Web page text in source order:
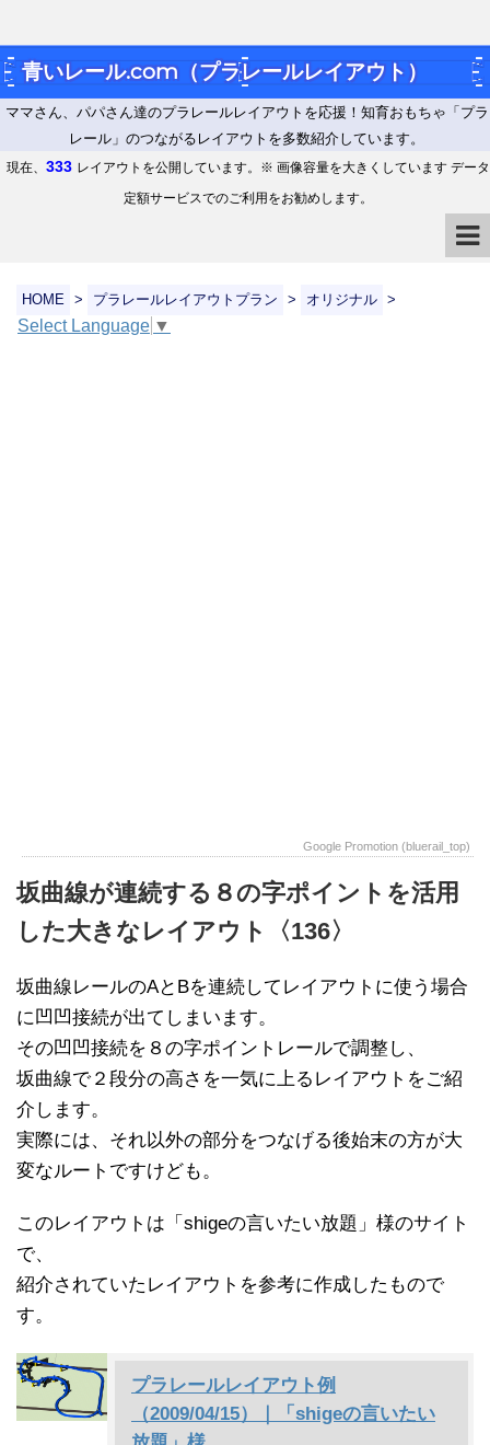
青いレール.com（プラレールレイアウト）
ママさん、パパさん達のプラレールレイアウトを応援！知育おもちゃ「プラ
レール」のつながるレイアウトを多数紹介しています。
現在、 333 レイアウトを公開しています。※ 画像容量を大きくしています データ
定額サービスでのご利用をお勧めします。
HOME > プラレールレイアウトプラン > オリジナル >
Select Language ▼
Google Promotion (bluerail_top)
坂曲線が連続する８の字ポイントを活用
した大きなレイアウト〈136〉
坂曲線レールのAとBを連続してレイアウトに使う場合
に凹凹接続が出てしまいます。
その凹凹接続を８の字ポイントレールで調整し、
坂曲線で２段分の高さを一気に上るレイアウトをご紹
介します。
実際には、それ以外の部分をつなげる後始末の方が大
変なルートですけども。
このレイアウトは「shigeの言いたい放題」様のサイト
で、
紹介されていたレイアウトを参考に作成したもので
す。
プラレールレイアウト例
（2009/04/15）｜「shigeの言いたい